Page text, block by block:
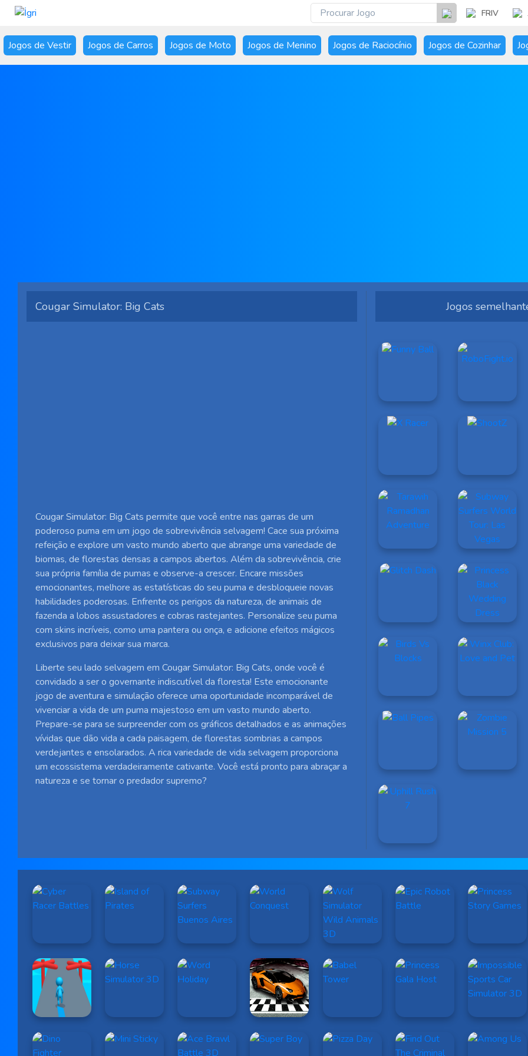
FRIV
Jogos de Vestir Jogos de Carros Jogos de Moto Jogos de Menino Jogos de Raciocínio Jogos de Cozinhar
Cougar Simulator: Big Cats
Cougar Simulator: Big Cats permite que você entre nas garras de um
poderoso puma em um jogo de sobrevivência selvagem! Cace sua próxima
refeição e explore um vasto mundo aberto que abrange uma variedade de
biomas, de florestas densas a campos abertos. Além da sobrevivência, crie
sua própria família de pumas e observe-a crescer. Encare missões
emocionantes, melhore as estatísticas do seu puma e desbloqueie novas
habilidades poderosas. Enfrente os perigos da natureza, de animais de
fazenda a lobos assustadores e cobras rastejantes. Personalize seu puma
com skins incríveis, como uma pantera ou onça, e adicione efeitos mágicos
exclusivos para deixar sua marca.
Liberte seu lado selvagem em Cougar Simulator: Big Cats, onde você é
convidado a ser o governante indiscutível da floresta! Este emocionante
jogo de aventura e simulação oferece uma oportunidade incomparável de
vivenciar a vida de um puma majestoso em um vasto mundo aberto.
Prepare-se para se surpreender com os gráficos detalhados e as animações
vívidas que dão vida a cada paisagem, de florestas sombrias a campos
verdejantes e ensolarados. A rica variedade de vida selvagem proporciona
um ecossistema verdadeiramente cativante. Você está pronto para abraçar a
natureza e se tornar o predador supremo?
Jogos